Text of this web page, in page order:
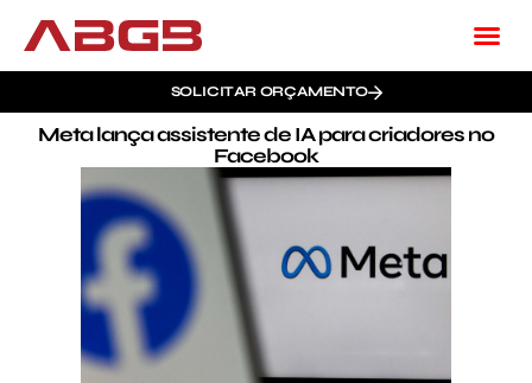
SOLICITAR ORÇAMENTO
Meta lança assistente de IA para criadores no
Facebook